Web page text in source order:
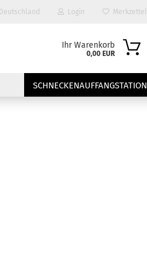
Deutschland Login Merkzettel
Ihr Warenkorb
0,00 EUR
SCHNECKENAUFFANGSTATION